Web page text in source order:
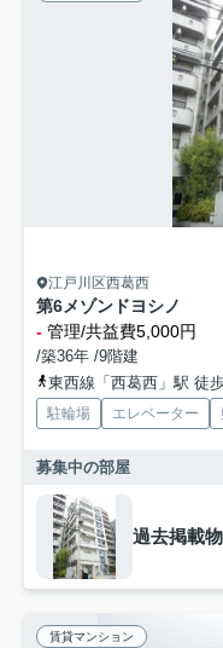
江戸川区西葛西
第6メゾンドヨシノ
- 管理/共益費5,000円
/築36年 /9階建
東西線「西葛西」駅 徒
駐輪場 エレベーター
募集中の部屋
過去掲載
賃貸マンション